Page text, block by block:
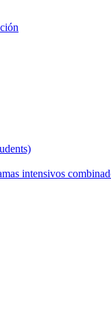
intensivos